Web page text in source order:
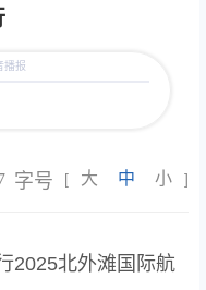
字号 [ 大 中 小 ]
北外滩国际航